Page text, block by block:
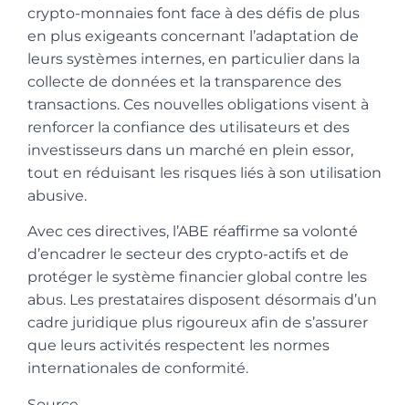
crypto-monnaies font face à des défis de plus
en plus exigeants concernant l’adaptation de
leurs systèmes internes, en particulier dans la
collecte de données et la transparence des
transactions. Ces nouvelles obligations visent à
renforcer la confiance des utilisateurs et des
investisseurs dans un marché en plein essor,
tout en réduisant les risques liés à son utilisation
abusive.
Avec ces directives, l’ABE réaffirme sa volonté
d’encadrer le secteur des crypto-actifs et de
protéger le système financier global contre les
abus. Les prestataires disposent désormais d’un
cadre juridique plus rigoureux afin de s’assurer
que leurs activités respectent les normes
internationales de conformité.